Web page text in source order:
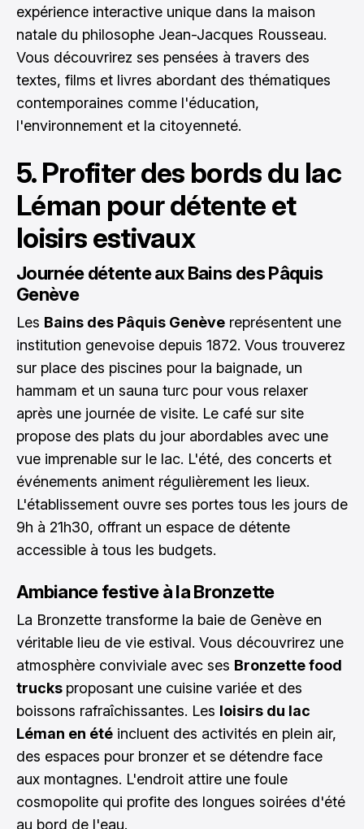
expérience interactive unique dans la maison
natale du philosophe Jean-Jacques Rousseau.
Vous découvrirez ses pensées à travers des
textes, films et livres abordant des thématiques
contemporaines comme l'éducation,
l'environnement et la citoyenneté.
5. Profiter des bords du lac
Léman pour détente et
loisirs estivaux
Journée détente aux Bains des Pâquis
Genève
Les Bains des Pâquis Genève représentent une
institution genevoise depuis 1872. Vous trouverez
sur place des piscines pour la baignade, un
hammam et un sauna turc pour vous relaxer
après une journée de visite. Le café sur site
propose des plats du jour abordables avec une
vue imprenable sur le lac. L'été, des concerts et
événements animent régulièrement les lieux.
L'établissement ouvre ses portes tous les jours de
9h à 21h30, offrant un espace de détente
accessible à tous les budgets.
Ambiance festive à la Bronzette
La Bronzette transforme la baie de Genève en
véritable lieu de vie estival. Vous découvrirez une
atmosphère conviviale avec ses Bronzette food
trucks proposant une cuisine variée et des
boissons rafraîchissantes. Les loisirs du lac
Léman en été incluent des activités en plein air,
des espaces pour bronzer et se détendre face
aux montagnes. L'endroit attire une foule
cosmopolite qui profite des longues soirées d'été
au bord de l'eau.